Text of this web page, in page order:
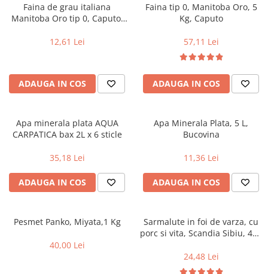
Sosuri si dressinguri
Condimente
Paste fainoase si cereale
Ulei, otet
Gem, miere si alte creme
tartinabile
Conserve
Chipsuri & Snacksuri
Bauturi Non-Alcoolice
Bauturi carbogazoase
Apa
Hartie igienica
Dezinfectant toaleta
Absorbant umiditate
Produse curatare bucatarie
Solutii suprafete bucatarie
Saci menajeri
Bureti vase si lavete
Prosoape de hartie si servetele
Manusi unica folosinta
Servetele umede antibacteriene
pentru maini
Tratamente ingrijire corp
Ceara, benzi si creme depilatoare
Plasturi
Ingrijire par
Balsam de par
Tratamente si masca de par
Vopsea de par si oxidant
Ceara de par si gel
Produse ingrijire barba si mustata
Igiena intima
Faina de grau italiana
Manitoba Oro tip 0, Caputo,
12,61 Lei
ADAUGA IN COS
Faina tip 0, Manitoba Oro, 5
Kg, Caputo
57,11 Lei
ADAUGA IN COS
Apa minerala plata AQUA
CARPATICA bax 2L x 6 sticle
35,18 Lei
ADAUGA IN COS
Apa Minerala Plata, 5 L,
Bucovina
11,36 Lei
ADAUGA IN COS
Pesmet Panko, Miyata,1 Kg
40,00 Lei
Sarmalute in foi de varza, cu
porc si vita, Scandia Sibiu, 400
24,48 Lei